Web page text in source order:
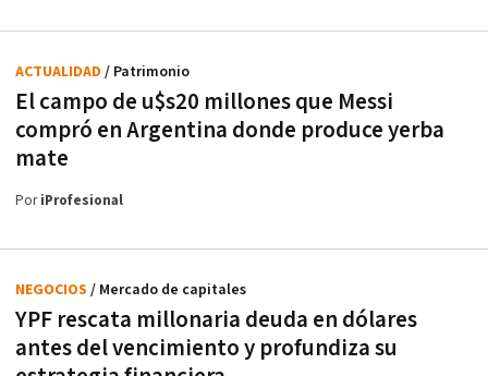
El campo de u$s20 millones que Messi
compró en Argentina donde produce yerba
mate
ACTUALIDAD / Patrimonio
PoriProfesional
YPF rescata millonaria deuda en dólares
antes del vencimiento y profundiza su
NEGOCIOS / Mercado de capitales